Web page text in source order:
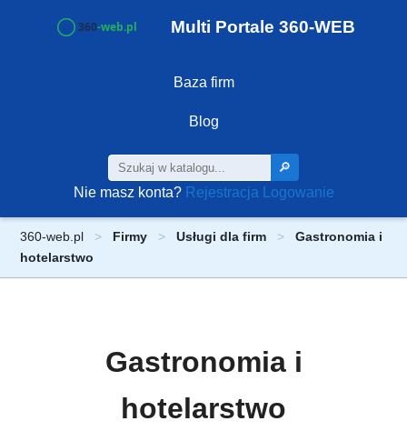
Multi Portale 360-WEB
Baza firm
Blog
🔎
Nie masz konta? Rejestracja Logowanie
360-web.pl Firmy Usługi dla firm
Gastronomia i
hotelarstwo
Gastronomia i
hotelarstwo